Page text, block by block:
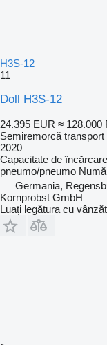
H3S-12
11
Doll H3S-12
24.395 EUR ≈ 128.000
Semiremorcă transport
2020
Capacitate de încărcare
pneumo/pneumo
Germania,
Kornprobst GmbH
Luați legătura cu